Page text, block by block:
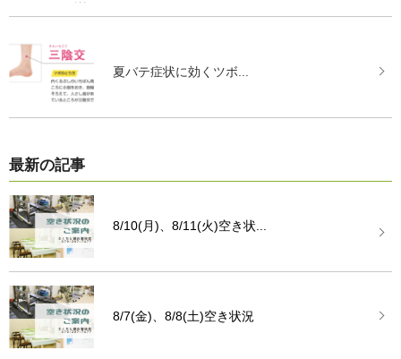
夏バテ症状に効くツボ...
最新の記事
8/10(月)、8/11(火)空き状...
8/7(金)、8/8(土)空き状況